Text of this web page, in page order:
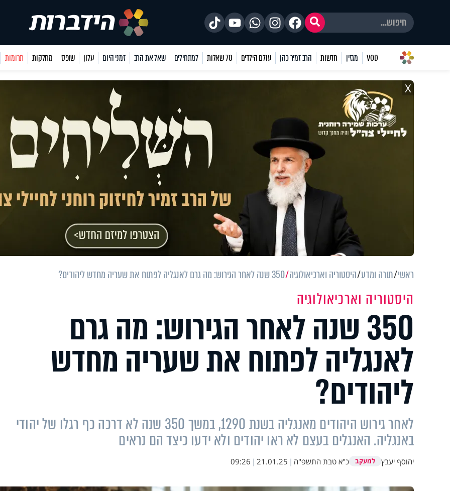
VOD מגזין חדשות הרב זמיר כהן עולם הילדים 70 שאלות למתחילים שאל את הרב זמני היום עלון שופס מחלקות תרומות
X
ראשי תורה ומדע היסטוריה וארכיאולוגיה 350 שנה לאחר הגירוש: מה גרם לאנגליה לפתוח את שעריה מחדש ליהודים?
היסטוריה וארכיאולוגיה
350 שנה לאחר הגירוש: מה גרם
לאנגליה לפתוח את שעריה מחדש
ליהודים?
לאחר גירוש היהודים מאנגליה בשנת 1290, במשך 350 שנה לא דרכה כף רגלו של יהודי
באנגליה. האנגלים בעצם לא ראו יהודים ולא ידעו כיצד הם נראים
יהוסף יעבץ למעקב כ"א טבת התשפ"ה |
21.01.25
|
09:26